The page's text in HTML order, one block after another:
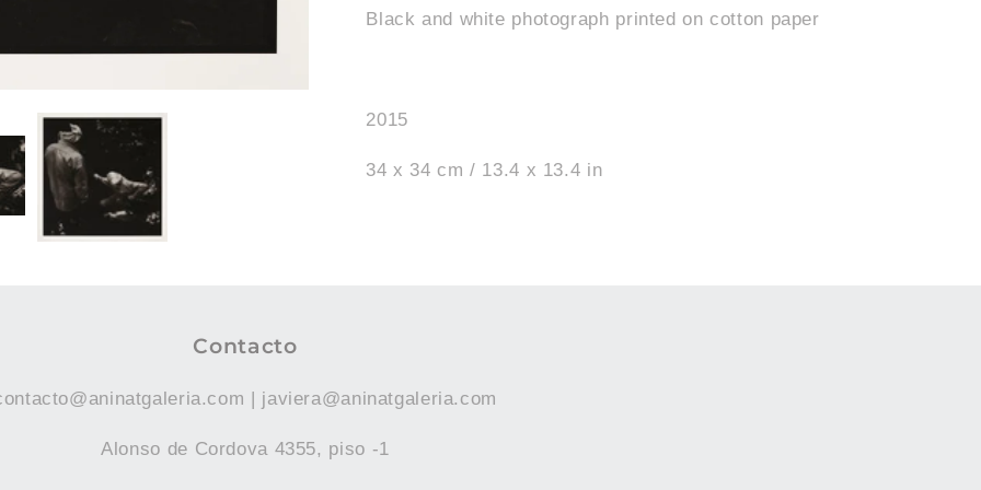
Black and white photograph printed on cotton paper
2015
34 x 34 cm / 13.4 x 13.4 in
Contacto
| javiera@aninatgaleria.com
Alonso de Cordova 4355, piso -1